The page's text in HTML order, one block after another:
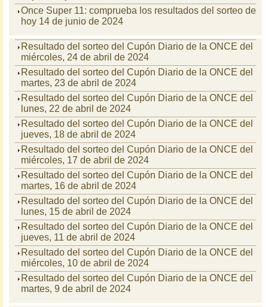
Once Super 11: comprueba los resultados del sorteo de
hoy 14 de junio de 2024
Resultado del sorteo del Cupón Diario de la ONCE del
miércoles, 24 de abril de 2024
Resultado del sorteo del Cupón Diario de la ONCE del
martes, 23 de abril de 2024
Resultado del sorteo del Cupón Diario de la ONCE del
lunes, 22 de abril de 2024
Resultado del sorteo del Cupón Diario de la ONCE del
jueves, 18 de abril de 2024
Resultado del sorteo del Cupón Diario de la ONCE del
miércoles, 17 de abril de 2024
Resultado del sorteo del Cupón Diario de la ONCE del
martes, 16 de abril de 2024
Resultado del sorteo del Cupón Diario de la ONCE del
lunes, 15 de abril de 2024
Resultado del sorteo del Cupón Diario de la ONCE del
jueves, 11 de abril de 2024
Resultado del sorteo del Cupón Diario de la ONCE del
miércoles, 10 de abril de 2024
Resultado del sorteo del Cupón Diario de la ONCE del
martes, 9 de abril de 2024